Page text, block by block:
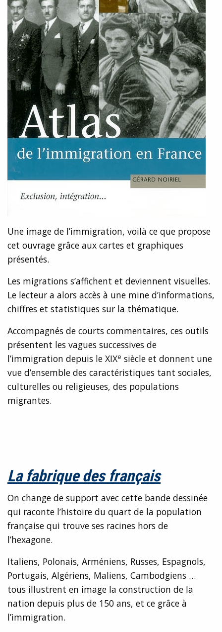
Une image de l’immigration, voilà ce que propose
cet ouvrage grâce aux cartes et graphiques
présentés.
Les migrations s’affichent et deviennent visuelles.
Le lecteur a alors accès à une mine d’informations,
chiffres et statistiques sur la thématique.
Accompagnés de courts commentaires, ces outils
présentent les vagues successives de
l’immigration depuis le XIXe siècle et donnent une
vue d’ensemble des caractéristiques tant sociales,
culturelles ou religieuses, des populations
migrantes.
La fabrique des français
On change de support avec cette bande dessinée
qui raconte l’histoire du quart de la population
française qui trouve ses racines hors de
l’hexagone.
Italiens, Polonais, Arméniens, Russes, Espagnols,
Portugais, Algériens, Maliens, Cambodgiens …
tous illustrent en image la construction de la
nation depuis plus de 150 ans, et ce grâce à
l’immigration.